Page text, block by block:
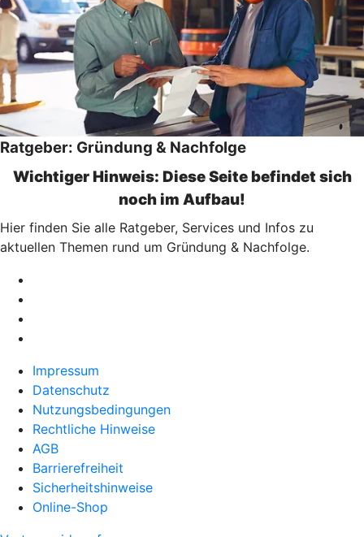
Ratgeber: Gründung & Nachfolge
Wichtiger Hinweis: Diese Seite befindet sich
noch im Aufbau!
Hier finden Sie alle Ratgeber, Services und Infos zu
aktuellen Themen rund um Gründung & Nachfolge.
Impressum
Datenschutz
Nutzungsbedingungen
Rechtliche Hinweise
AGB
Barrierefreiheit
Sicherheitshinweise
Online-Shop